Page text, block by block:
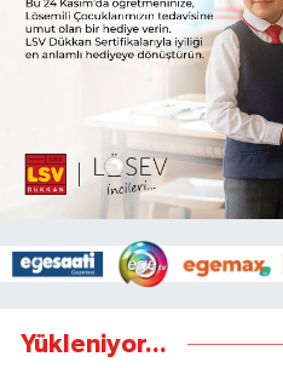
Yükleniyor...